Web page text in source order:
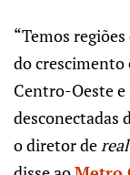
“Temos
do crescimento
Centro-Oeste
desconectadas
o diretor dereal